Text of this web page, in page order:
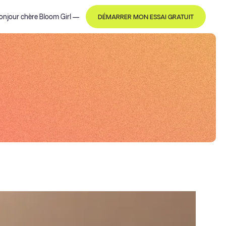
chère Bloom Girl— DÉMARRER MON ESSAI GRATUIT